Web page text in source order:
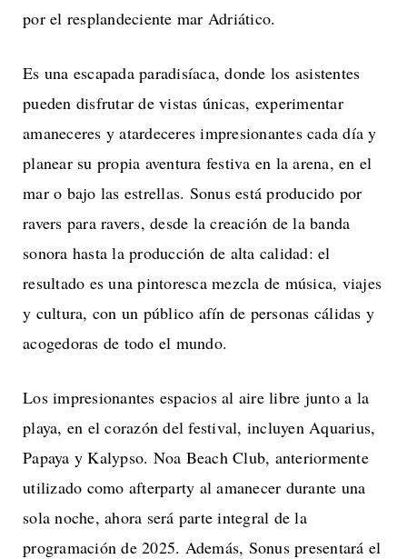
por el resplandeciente mar Adriático.
Es una escapada paradisíaca, donde los asistentes
pueden disfrutar de vistas únicas, experimentar
amaneceres y atardeceres impresionantes cada día y
planear su propia aventura festiva en la arena, en el
mar o bajo las estrellas. Sonus está producido por
ravers para ravers, desde la creación de la banda
sonora hasta la producción de alta calidad: el
resultado es una pintoresca mezcla de música, viajes
y cultura, con un público afín de personas cálidas y
acogedoras de todo el mundo.
Los impresionantes espacios al aire libre junto a la
playa, en el corazón del festival, incluyen Aquarius,
Papaya y Kalypso. Noa Beach Club, anteriormente
utilizado como afterparty al amanecer durante una
sola noche, ahora será parte integral de la
programación de 2025. Además, Sonus presentará el